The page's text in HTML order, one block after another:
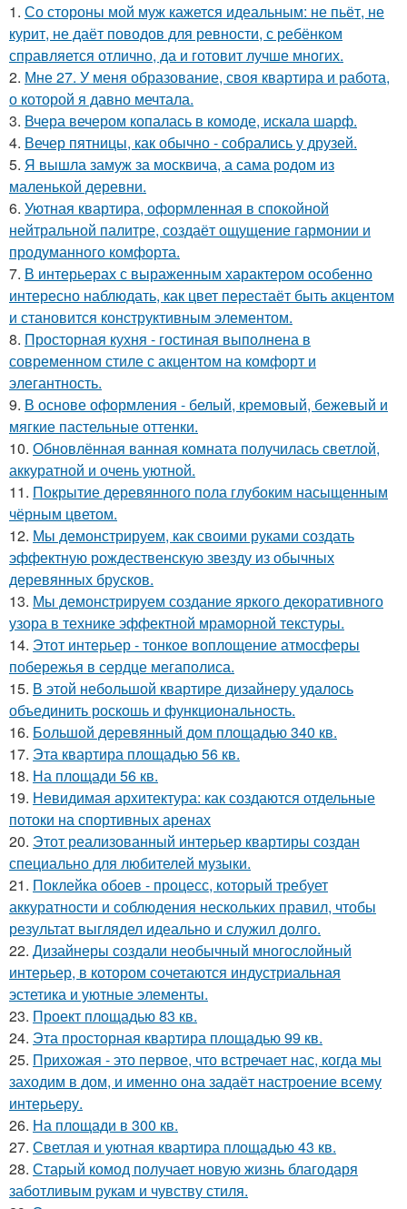
1. Со стороны мой муж кажется идеальным: не пьёт, не
курит, не даёт поводов для ревности, с ребёнком
справляется отлично, да и готовит лучше многих.
2. Мне 27. У меня образование, своя квартира и работа,
о которой я давно мечтала.
3. Вчера вечером копалась в комоде, искала шарф.
4. Вечер пятницы, как обычно - собрались у друзей.
5. Я вышла замуж за москвича, а сама родом из
маленькой деревни.
6. Уютная квартира, оформленная в спокойной
нейтральной палитре, создаёт ощущение гармонии и
продуманного комфорта.
7. В интерьерах с выраженным характером особенно
интересно наблюдать, как цвет перестаёт быть акцентом
и становится конструктивным элементом.
8. Просторная кухня - гостиная выполнена в
современном стиле с акцентом на комфорт и
элегантность.
9. В основе оформления - белый, кремовый, бежевый и
мягкие пастельные оттенки.
10. Обновлённая ванная комната получилась светлой,
аккуратной и очень уютной.
11. Покрытие деревянного пола глубоким насыщенным
чёрным цветом.
12. Мы демонстрируем, как своими руками создать
эффектную рождественскую звезду из обычных
деревянных брусков.
13. Мы демонстрируем создание яркого декоративного
узора в технике эффектной мраморной текстуры.
14. Этот интерьер - тонкое воплощение атмосферы
побережья в сердце мегаполиса.
15. В этой небольшой квартире дизайнеру удалось
объединить роскошь и функциональность.
16. Большой деревянный дом площадью 340 кв.
17. Эта квартира площадью 56 кв.
18. На площади 56 кв.
19. Невидимая архитектура: как создаются отдельные
потоки на спортивных аренах
20. Этот реализованный интерьер квартиры создан
специально для любителей музыки.
21. Поклейка обоев - процесс, который требует
аккуратности и соблюдения нескольких правил, чтобы
результат выглядел идеально и служил долго.
22. Дизайнеры создали необычный многослойный
интерьер, в котором сочетаются индустриальная
эстетика и уютные элементы.
23. Проект площадью 83 кв.
24. Эта просторная квартира площадью 99 кв.
25. Прихожая - это первое, что встречает нас, когда мы
заходим в дом, и именно она задаёт настроение всему
интерьеру.
26. На площади в 300 кв.
27. Светлая и уютная квартира площадью 43 кв.
28. Старый комод получает новую жизнь благодаря
заботливым рукам и чувству стиля.